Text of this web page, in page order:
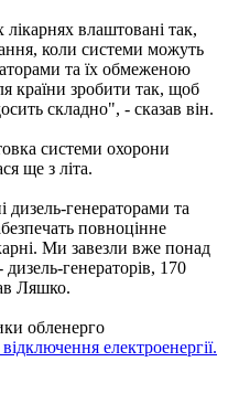
влаштовані так,
коли системи можуть
та їх обмеженою
країни зробити так, щоб
складно", - сказав він.
системи охорони
ще з літа.
дизель-генераторами та
повноцінне
Ми завезли вже понад
генераторів, 170
Ляшко.
обленерго
електроенергії.